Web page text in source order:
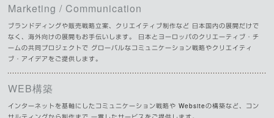
Marketing / Communication
ブランドディングや販売戦略立案、クリエイティブ制作など 日本国内の展開だけで
なく、海外向けの展開もお手伝いします。 日本とヨーロッパのクリエーティブ・チ
ームの共同プロジェクトで グローバルなコミュニケーション戦略やクリエイティ
ブ・アイデアをご提供します。
WEB構築
インターネットを基軸にしたコミュニケーション戦略や Websiteの構築など、コン